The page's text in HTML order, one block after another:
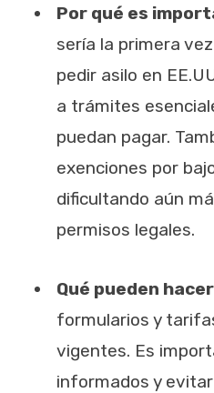
Por qué es
sería la primera
pedir asilo en
a trámites
puedan pagar.
exenciones por
dificultando aún
permisos legales.
Qué pueden
formularios y
vigentes. Es
informados y